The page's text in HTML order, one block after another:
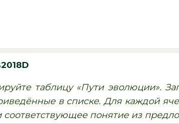
таблицу «Пути эволюции».
в списке. Для каждой
понятие из